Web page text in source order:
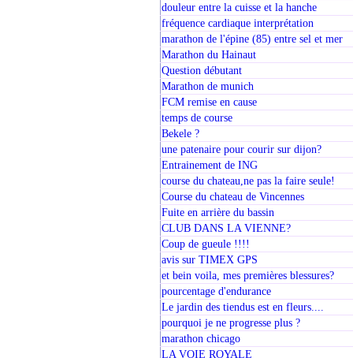
douleur entre la cuisse et la hanche
fréquence cardiaque interprétation
marathon de l'épine (85) entre sel et mer
Marathon du Hainaut
Question débutant
Marathon de munich
FCM remise en cause
temps de course
Bekele ?
une patenaire pour courir sur dijon?
Entrainement de ING
course du chateau,ne pas la faire seule!
Course du chateau de Vincennes
Fuite en arrière du bassin
CLUB DANS LA VIENNE?
Coup de gueule !!!!
avis sur TIMEX GPS
et bein voila, mes premières blessures?
pourcentage d'endurance
Le jardin des tiendus est en fleurs....
pourquoi je ne progresse plus ?
marathon chicago
LA VOIE ROYALE